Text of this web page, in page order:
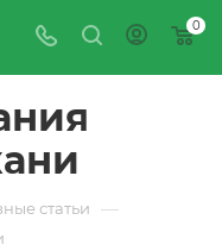
0
статьи —